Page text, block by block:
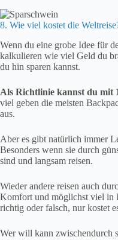
8. Wie viel kostet die
Wenn du eine grobe Idee für
kalkulieren wie viel Geld du
du hin sparen kannst.
Als Richtlinie kannst du mit
viel geben die meisten
aus.
Aber es gibt natürlich immer
Besonders wenn sie durch
sind und langsam reisen.
Wieder andere reisen auch
Komfort und möglichst viel in
richtig oder falsch, nur kostet
Wer will kann zwischendurch